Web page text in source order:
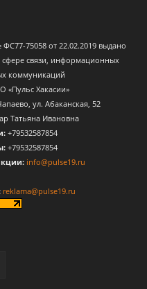
75058 от 22.02.2019 выдано
связи, информационных
коммуникаций
Хакасии»
ул. Абаканская, 52
Татьяна Ивановна
+79532587854
+79532587854
info@pulse19.ru
reklama@pulse19.ru